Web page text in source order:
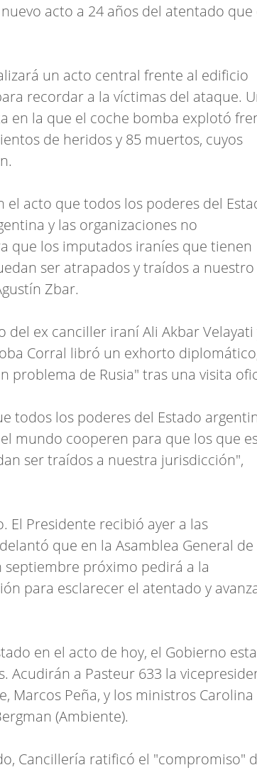
acto a 24 años del atentado que
un acto central frente al edificio
recordar a la víctimas del ataque.
en la que el coche bomba explotó
de heridos y 85 muertos, cuyos
acto que todos los poderes del
y las organizaciones no
que los imputados iraníes que tienen
ser atrapados y traídos a nuestro
Zbar.
del ex canciller iraní Ali Akbar Velayati
Corral libró un exhorto
problema de Rusia" tras una visita
todos los poderes del Estado
mundo cooperen para que los que
ser traídos a nuestra jurisdicción",
Presidente recibió ayer a las
que en la Asamblea General de
septiembre próximo pedirá a la
para esclarecer el atentado y
en el acto de hoy, el Gobierno
a Pasteur 633 la
Marcos Peña, y los ministros Carolina
(Ambiente).
Cancillería ratificó el "compromiso"